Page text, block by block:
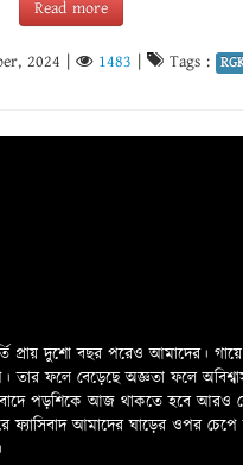
Read more
2024 1483 Tags :
প্রায় দুশো বছর পরেও আমাদের।
ফলে বেড়েছে অজ্ঞতা ফলে
পড়শিকে আজ থাকতে হবে
ফ্যাসিবাদ আমাদের ঘাড়ের ওপর